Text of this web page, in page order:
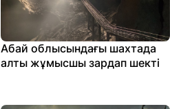
Абай облысындағы шахтада
алты жұмысшы зардап шекті